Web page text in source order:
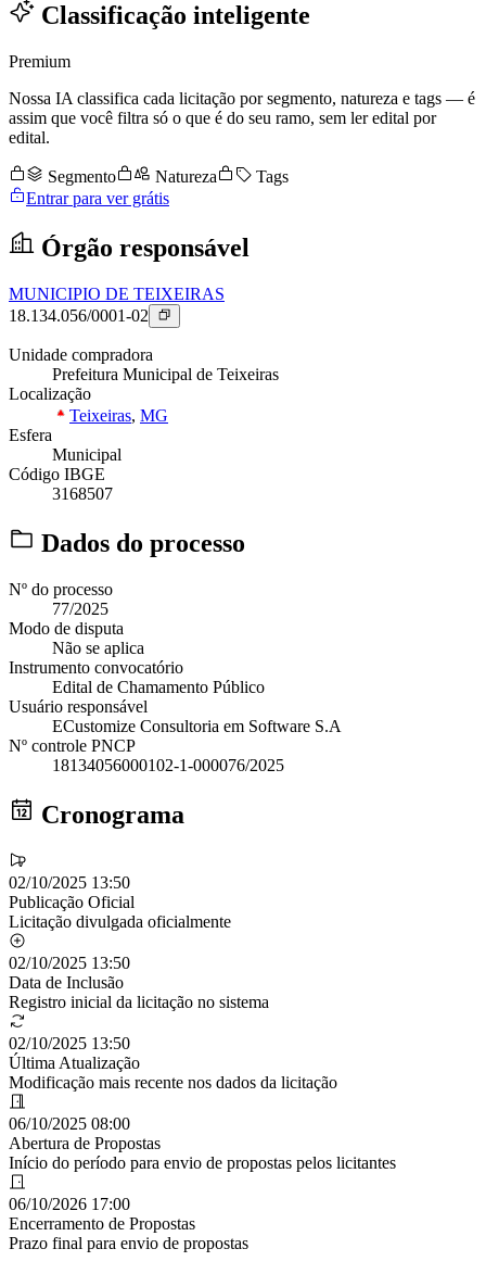
Classificação inteligente
Premium
Nossa IA classifica cada licitação por segmento, natureza e tags — é
assim que você filtra só o que é do seu ramo, sem ler edital por
edital.
Segmento Natureza
Tags
Entrar para ver grátis
Órgão responsável
MUNICIPIO DE TEIXEIRAS
18.134.056/0001-02
Unidade compradora
Prefeitura Municipal de Teixeiras
Localização
Teixeiras, MG
Esfera
Municipal
Código IBGE
3168507
Dados do processo
Nº do processo
77/2025
Modo de disputa
Não se aplica
Instrumento convocatório
Edital de Chamamento Público
Usuário responsável
ECustomize Consultoria em Software S.A
Nº controle PNCP
18134056000102-1-000076/2025
Cronograma
02/10/2025 13:50
Publicação Oficial
Licitação divulgada oficialmente
02/10/2025 13:50
Data de Inclusão
Registro inicial da licitação no sistema
02/10/2025 13:50
Última Atualização
Modificação mais recente nos dados da licitação
06/10/2025 08:00
Abertura de Propostas
Início do período para envio de propostas pelos licitantes
06/10/2026 17:00
Encerramento de Propostas
Prazo final para envio de propostas